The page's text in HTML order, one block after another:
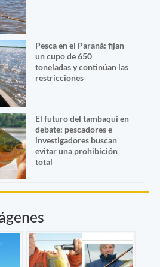
Pesca en el Paraná: fijan
un cupo de 650
toneladas y continúan las
restricciones
El futuro del tambaqui en
debate: pescadores e
investigadores buscan
evitar una prohibición
total